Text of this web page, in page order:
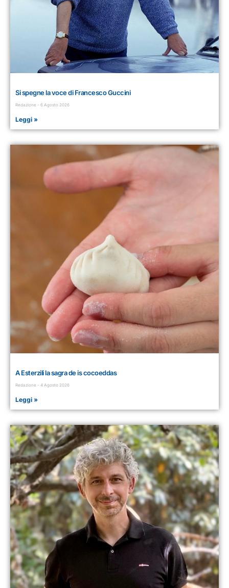
Si spegne la voce di Francesco Guccini
Redazione 6 Agosto 2026
Leggi »
A Esterzili la sagra de is cocoeddas
Redazione 4 Agosto 2026
Leggi »